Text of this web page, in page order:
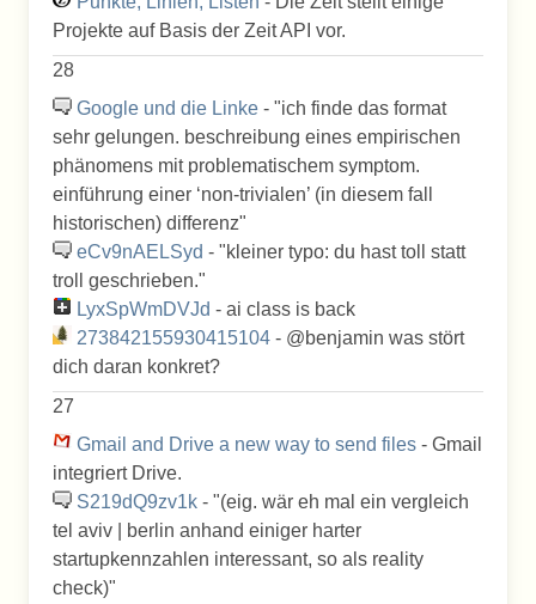
Projekte auf Basis der Zeit API vor.
28
Google und die Linke - "ich finde das format
sehr gelungen. beschreibung eines empirischen
phänomens mit problematischem symptom.
einführung einer ‘non-trivialen’ (in diesem fall
historischen) differenz"
eCv9nAELSyd - "kleiner typo: du hast toll statt
troll geschrieben. "
LyxSpWmDVJd - ai class is back
273842155930415104 - @benjamin was stört
dich daran konkret?
27
Gmail and Drive a new way to send files - Gmail
integriert Drive.
S219dQ9zv1k - "(eig. wär eh mal ein vergleich
tel aviv | berlin anhand einiger harter
startupkennzahlen interessant, so als reality
check) "